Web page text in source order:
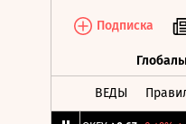
Подписка
ВЕДЫ